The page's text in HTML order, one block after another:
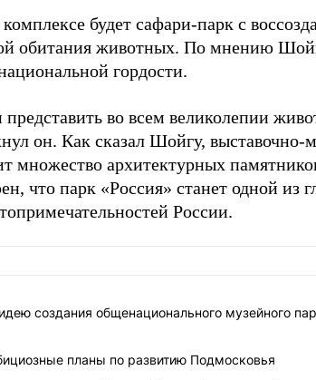
будет сафари-парк с
обитания животных. По мнению
гордости.
во всем великолепии
он. Как сказал Шойгу, выставочно-
множество архитектурных
что парк «Россия» станет одной из
России.
создания общенационального музейного
планы по развитию Подмосковья